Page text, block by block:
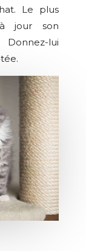
Le plus
jour son
lui